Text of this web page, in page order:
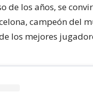
de los años, se
campeón del
los mejores